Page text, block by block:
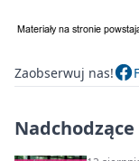
Zaobserwuj nas!